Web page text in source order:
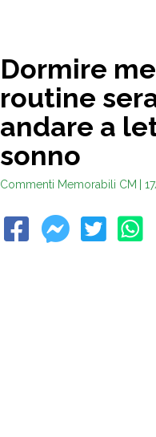
Dormire
routine
andare a
sonno
Commenti Memorabili CM |